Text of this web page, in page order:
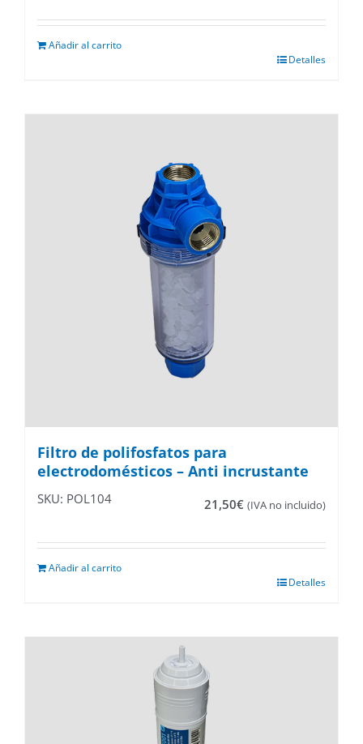
Añadir al carrito
Detalles
Filtro de polifosfatos para
electrodomésticos – Anti incrustante
SKU: POL104 21,50€ (IVA no incluido)
Añadir al carrito
Detalles